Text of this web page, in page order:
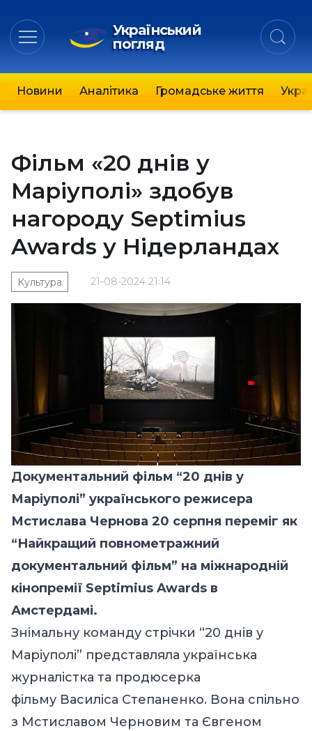
Український
погляд
Новини Аналітика Громадське життя
Фільм «20 днів у
Маріуполі» здобув
нагороду Septimius
Awards у Нідерландах
21-08-2024 21:14
Культура
Документальний фільм “20 днів у
Маріуполі” українського режисера
Мстислава Чернова 20 серпня переміг як
“Найкращий повнометражний
документальний фільм” на міжнародній
кінопремії Septimius Awards в
Амстердамі.
Знімальну команду стрічки “20 днів у
Маріуполі” представляла українська
журналістка та продюсерка
фільму Василіса Степаненко. Вона спільно
з Мстиславом Черновим та Євгеном